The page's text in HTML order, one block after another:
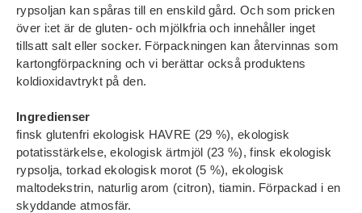
rypsoljan kan spåras till en enskild gård. Och som pricken
över i:et är de gluten- och mjölkfria och innehåller inget
tillsatt salt eller socker. Förpackningen kan återvinnas som
kartongförpackning och vi berättar också produktens
koldioxidavtrykt på den.
Ingredienser
finsk glutenfri ekologisk HAVRE (29 %), ekologisk
potatisstärkelse, ekologisk ärtmjöl (23 %), finsk ekologisk
rypsolja, torkad ekologisk morot (5 %), ekologisk
maltodekstrin, naturlig arom (citron), tiamin. Förpackad i en
skyddande atmosfär.